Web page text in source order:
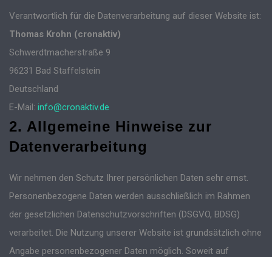
Verantwortlich für die Datenverarbeitung auf dieser Website ist:
Thomas Krohn (cronaktiv)
Schwerdtmacherstraße 9
96231 Bad Staffelstein
Deutschland
E-Mail: info@cronaktiv.de
2. Allgemeine Hinweise zur
Datenverarbeitung
Wir nehmen den Schutz Ihrer persönlichen Daten sehr ernst.
Personenbezogene Daten werden ausschließlich im Rahmen
der gesetzlichen Datenschutzvorschriften (DSGVO, BDSG)
verarbeitet. Die Nutzung unserer Website ist grundsätzlich ohne
Angabe personenbezogener Daten möglich. Soweit auf